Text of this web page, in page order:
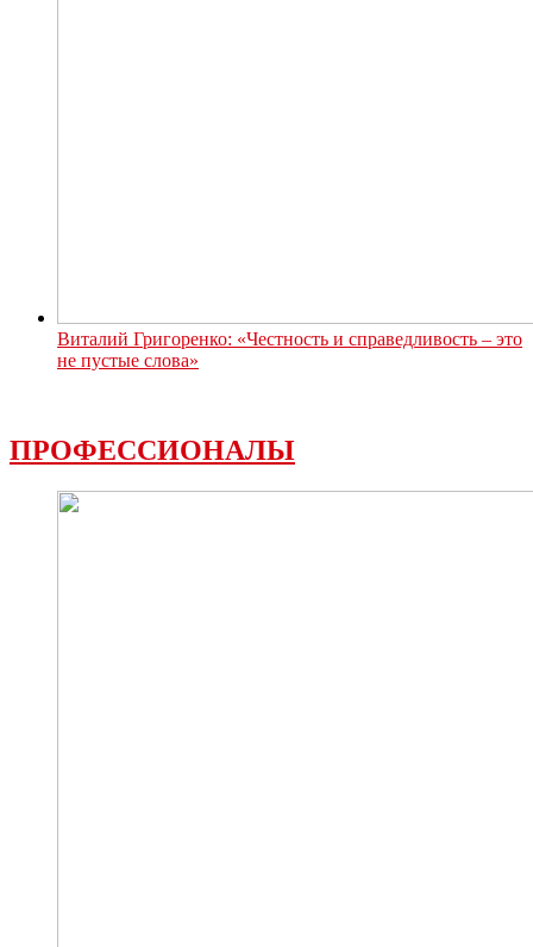
Виталий Григоренко: «Честность и справедливость – это
не пустые слова»
ПРОФЕССИОНАЛЫ